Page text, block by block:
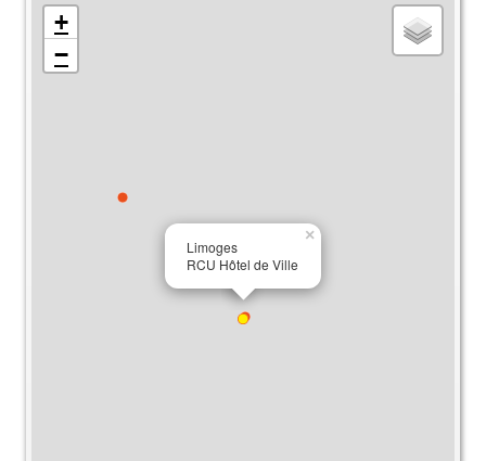
Limoges
RCU Hôtel de Ville
×
+
−